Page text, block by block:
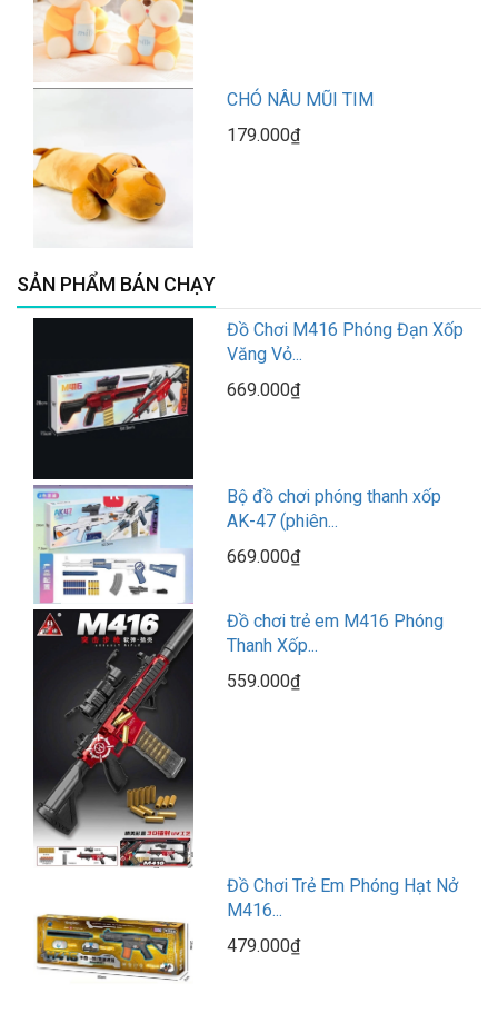
CHÓ NÂU MŨI TIM
179.000₫
SẢN PHẨM BÁN CHẠY
Đồ Chơi M416 Phóng Đạn Xốp
Văng Vỏ...
669.000₫
Bộ đồ chơi phóng thanh xốp
AK-47 (phiên...
669.000₫
Đồ chơi trẻ em M416 Phóng
Thanh Xốp...
559.000₫
Đồ Chơi Trẻ Em Phóng Hạt Nở
M416...
479.000₫